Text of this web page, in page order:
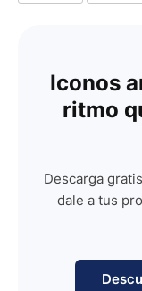
Iconos
ritmo
Descarga
dale a tus